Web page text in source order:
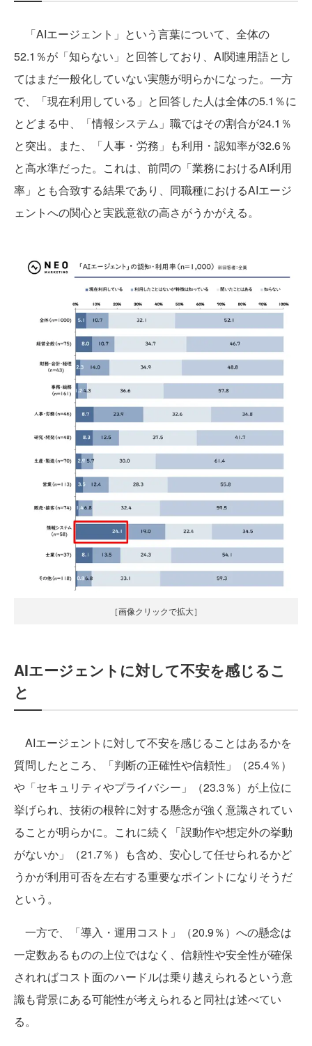
「AIエージェント」という言葉について、全体の
52.1％が「知らない」と回答しており、AI関連用語とし
てはまだ一般化していない実態が明らかになった。一方
で、「現在利用している」と回答した人は全体の5.1％に
とどまる中、「情報システム」職ではその割合が24.1％
と突出。また、「人事・労務」も利用・認知率が32.6％
と高水準だった。これは、前問の「業務におけるAI利用
率」とも合致する結果であり、同職種におけるAIエージ
ェントへの関心と実践意欲の高さがうかがえる。
［画像クリックで拡大］
AIエージェントに対して不安を感じるこ
と
AIエージェントに対して不安を感じることはあるかを
質問したところ、「判断の正確性や信頼性」（25.4％）
や「セキュリティやプライバシー」（23.3％）が上位に
挙げられ、技術の根幹に対する懸念が強く意識されてい
ることが明らかに。これに続く「誤動作や想定外の挙動
がないか」（21.7％）も含め、安心して任せられるかど
うかが利用可否を左右する重要なポイントになりそうだ
という。
一方で、「導入・運用コスト」（20.9％）への懸念は
一定数あるものの上位ではなく、信頼性や安全性が確保
されればコスト面のハードルは乗り越えられるという意
識も背景にある可能性が考えられると同社は述べてい
る。